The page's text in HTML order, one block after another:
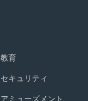
教育
セキュリティ
アミューズメント